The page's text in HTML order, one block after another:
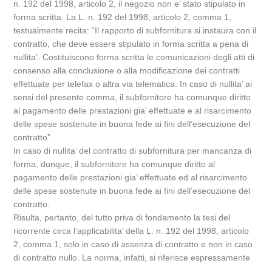
n. 192 del 1998, articolo 2, il negozio non e’ stato stipulato in
forma scritta. La L. n. 192 del 1998, articolo 2, comma 1,
testualmente recita: “Il rapporto di subfornitura si instaura con il
contratto, che deve essere stipulato in forma scritta a pena di
nullita’. Costituiscono forma scritta le comunicazioni degli atti di
consenso alla conclusione o alla modificazione dei contratti
effettuate per telefax o altra via telematica. In caso di nullita’ ai
sensi del presente comma, il subfornitore ha comunque diritto
al pagamento delle prestazioni gia’ effettuate e al risarcimento
delle spese sostenute in buona fede ai fini dell’esecuzione del
contratto”.
In caso di nullita’ del contratto di subfornitura per mancanza di
forma, dunque, il subfornitore ha comunque diritto al
pagamento delle prestazioni gia’ effettuate ed al risarcimento
delle spese sostenute in buona fede ai fini dell’esecuzione del
contratto.
Risulta, pertanto, del tutto priva di fondamento la tesi del
ricorrente circa l’applicabilita’ della L. n. 192 del 1998, articolo
2, comma 1, solo in caso di assenza di contratto e non in caso
di contratto nullo. La norma, infatti, si riferisce espressamente